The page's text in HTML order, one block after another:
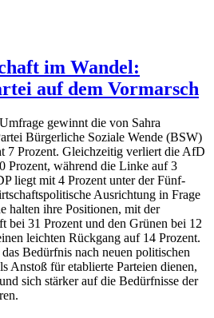
im Wandel:
auf dem Vormarsch
gewinnt die von Sahra
Bürgerliche Soziale Wende (BSW)
7 Prozent. Gleichzeitig verliert die AfD
Prozent, während die Linke auf 3
liegt mit 4 Prozent unter der Fünf-
Ausrichtung in Frage
halten ihre Positionen, mit der
bei 31 Prozent und den Grünen bei 12
leichten Rückgang auf 14 Prozent.
Bedürfnis nach neuen politischen
Anstoß für etablierte Parteien dienen,
sich stärker auf die Bedürfnisse der